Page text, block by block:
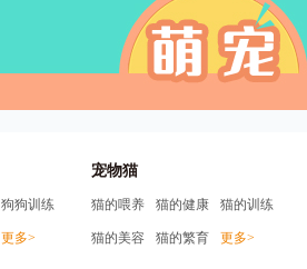
狗狗训练
更多>
宠物猫
猫的喂养 猫的健康 猫的训练
猫的美容 猫的繁育 更多>